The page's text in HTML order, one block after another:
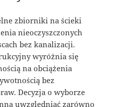
zbiorniki na ścieki
nieoczyszczonych
bez kanalizacji.
wyróżnia się
na obciążenia
bez
Decyzja o wyborze
uwzględniać zarówno